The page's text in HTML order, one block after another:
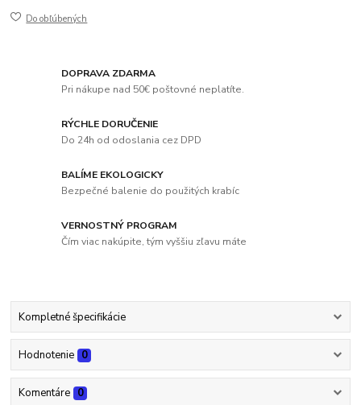
Do obľúbených
DOPRAVA ZDARMA
Pri nákupe nad 50€ poštovné neplatíte.
RÝCHLE DORUČENIE
Do 24h od odoslania cez DPD
BALÍME EKOLOGICKY
Bezpečné balenie do použitých krabíc
VERNOSTNÝ PROGRAM
Čím viac nakúpite, tým vyššiu zľavu máte
Kompletné špecifikácie
Hodnotenie 0
Komentáre 0